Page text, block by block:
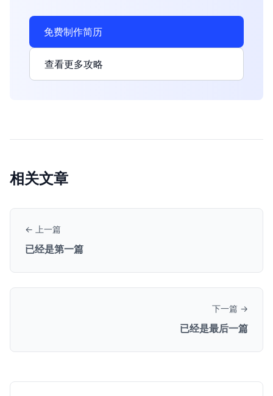
免费制作简历
查看更多攻略
相关文章
← 上一篇
已经是第一篇
下一篇 →
已经是最后一篇